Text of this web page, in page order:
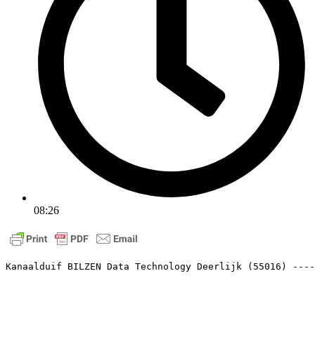
08:26
Kanaalduif BILZEN Data Technology Deerlijk (55016)